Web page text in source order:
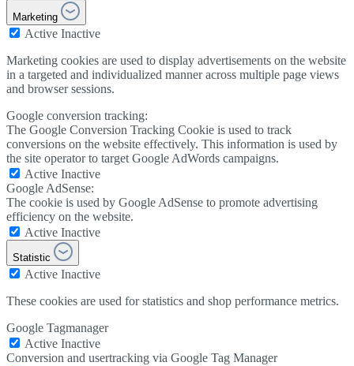
Marketing
Active Inactive
Marketing cookies are used to display advertisements on the website
in a targeted and individualized manner across multiple page views
and browser sessions.
Google conversion tracking:
The Google Conversion Tracking Cookie is used to track
conversions on the website effectively. This information is used by
the site operator to target Google AdWords campaigns.
Active Inactive
Google AdSense:
The cookie is used by Google AdSense to promote advertising
efficiency on the website.
Active Inactive
Statistic
Active Inactive
These cookies are used for statistics and shop performance metrics.
Google Tagmanager
Active Inactive
Conversion and usertracking via Google Tag Manager